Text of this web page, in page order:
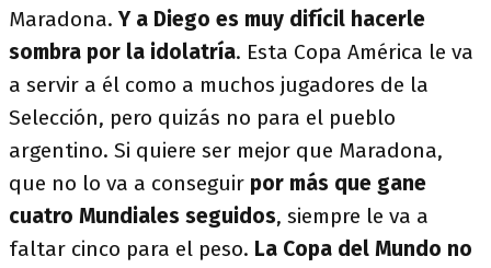
Maradona. Y a Diego es muy difícil hacerle
sombra por la idolatría. Esta Copa América le va
a servir a él como a muchos jugadores de la
Selección, pero quizás no para el pueblo
argentino. Si quiere ser mejor que Maradona,
que no lo va a conseguir por más que gane
cuatro Mundiales seguidos, siempre le va a
faltar cinco para el peso. La Copa del Mundo no